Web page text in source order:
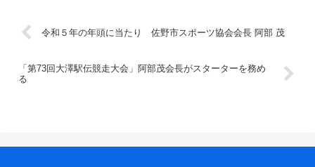
令和５年の年頭に当たり 佐野市スポーツ協会会長 阿部 茂
「第73回大澤駅伝競走大会」阿部茂会長がスターターを務め
る